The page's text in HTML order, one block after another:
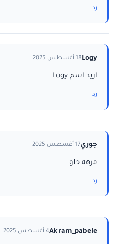
رد
Logy18 أغسطس 2025
اريد اسم Logy
رد
جوري17 أغسطس 2025
مرهه حلو
رد
Akram_pabele4 أغسطس 2025